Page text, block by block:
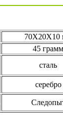
70Х20Х10
45 грамм
сталь
серебро